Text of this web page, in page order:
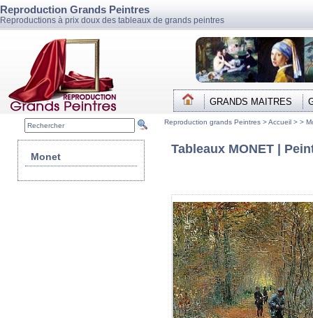
Reproduction Grands Peintres
Reproductions à prix doux des tableaux de grands peintres
GRANDS MAITRES
Reproduction grands Peintres >Accueil > >
Tableaux MONET |
Monet